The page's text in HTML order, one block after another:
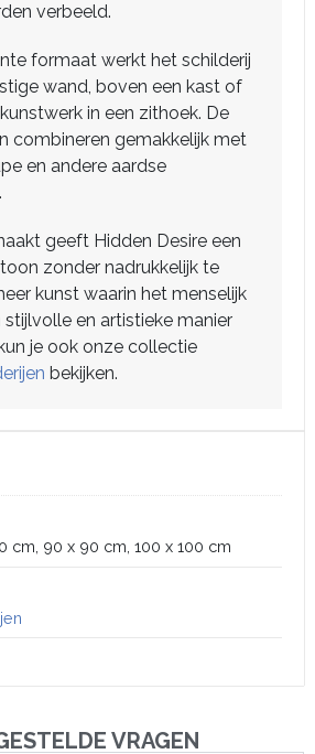
verbeeld.
formaat werkt het schilderij
wand, boven een kast of
in een zithoek. De
combineren gemakkelijk met
en andere aardse
geeft Hidden Desire een
zonder nadrukkelijk te
kunst waarin het menselijk
en artistieke manier
je ook onze collectie
bekijken.
cm, 90 x 90 cm, 100 x 100 cm
VRAGEN